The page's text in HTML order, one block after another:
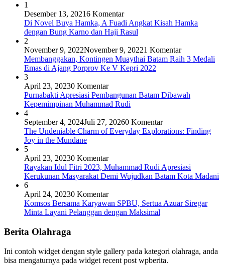
1
Desember 13, 20216 Komentar
Di Novel Buya Hamka, A Fuadi Angkat Kisah Hamka
dengan Bung Karno dan Haji Rasul
2
November 9, 2022November 9, 20221 Komentar
Membanggakan, Kontingen Muaythai Batam Raih 3 Medali
Emas di Ajang Porprov Ke V Kepri 2022
3
April 23, 20230 Komentar
Purnabakti Apresiasi Pembangunan Batam Dibawah
Kepemimpinan Muhammad Rudi
4
September 4, 2024Juli 27, 20260 Komentar
The Undeniable Charm of Everyday Explorations: Finding
Joy in the Mundane
5
April 23, 20230 Komentar
Rayakan Idul Fitri 2023, Muhammad Rudi Apresiasi
Kerukunan Masyarakat Demi Wujudkan Batam Kota Madani
6
April 24, 20230 Komentar
Komsos Bersama Karyawan SPBU, Sertua Azuar Siregar
Minta Layani Pelanggan dengan Maksimal
Berita Olahraga
Ini contoh widget dengan style gallery pada kategori olahraga, anda
bisa mengaturnya pada widget recent post wpberita.